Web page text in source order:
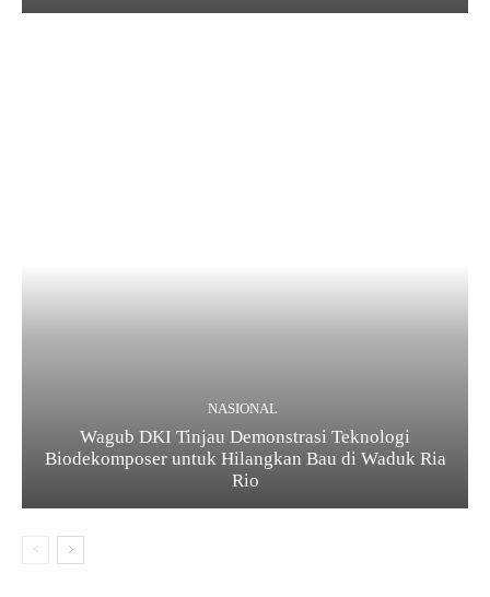
NASIONAL
Wagub DKI Tinjau Demonstrasi Teknologi
Biodekomposer untuk Hilangkan Bau di Waduk Ria
Rio